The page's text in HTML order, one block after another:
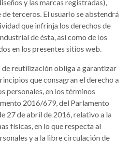
y las marcas registradas),
terceros. El usuario se abstendrá
que infrinja los derechos de
de ésta, así como de los
en los presentes sitios web.
de reutilización obliga a garantizar
que consagran el derecho a
personales, en los términos
2016/679, del Parlamento
27 de abril de 2016, relativo a la
físicas, en lo que respecta al
y a la libre circulación de